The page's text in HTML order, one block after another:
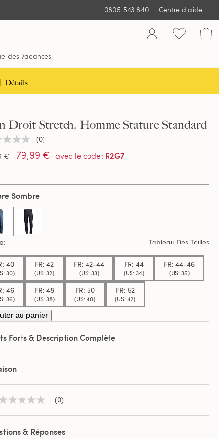
0805 543 840 Centre d'aide
des Vacances
Détails
Droit Stretch, Homme Stature Standard
(0)
€
79,99 € avec le code: R2G7
Sombre
selected
Tableau Des Tailles
40
30)
FR: 42
(US: 32)
FR: 42-44
(US: 33)
FR: 44
(US: 34)
FR: 44-46
(US: 35)
46
36)
FR: 48
(US: 38)
FR: 50
(US: 40)
FR: 52
(US: 42)
au panier
Forts & Description Complète
Aucune
notation
(0)
& Réponses